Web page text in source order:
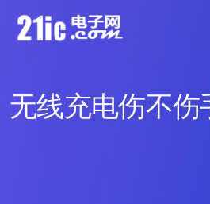
无线充电伤不伤